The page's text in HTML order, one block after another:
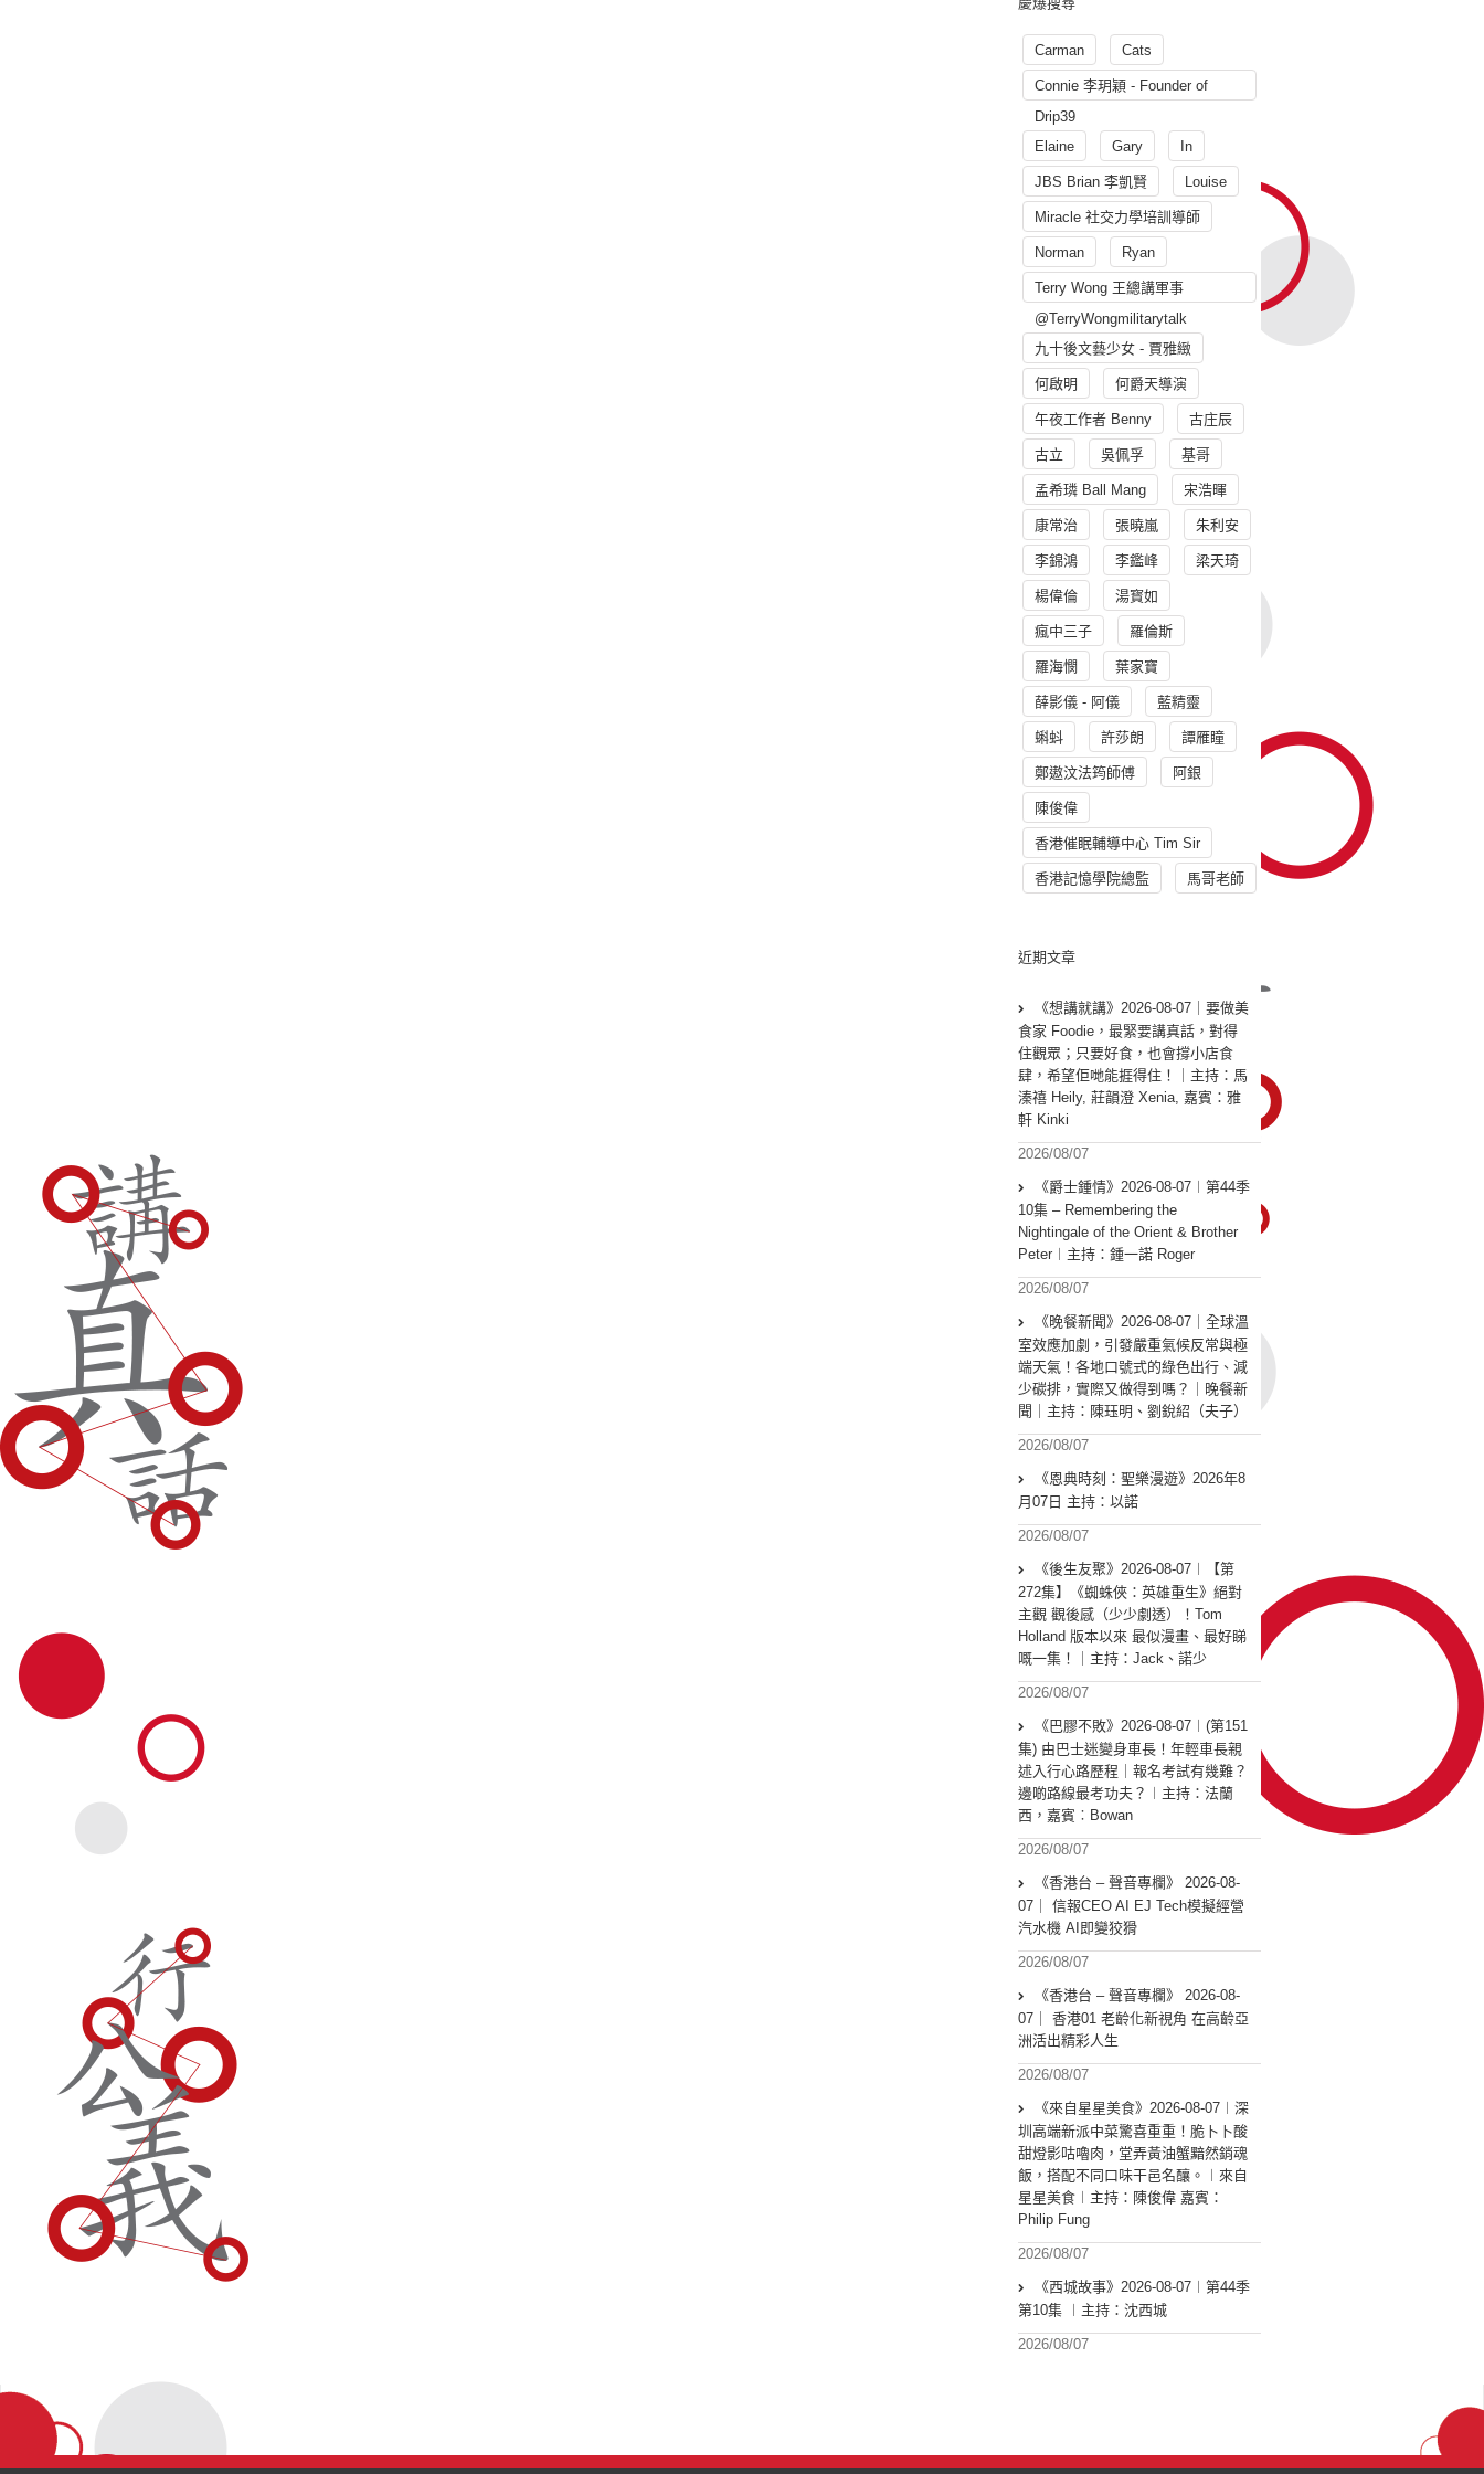
Carman Cats
Connie 李玥穎 - Founder of
Drip39
Elaine
Gary In
JBS Brian 李凱賢 Louise
Miracle 社交力學培訓導師
Norman Ryan
Terry Wong 王總講軍事
@TerryWongmilitarytalk
九十後文藝少女 - 賈雅緻
何啟明 何爵天導演
午夜工作者 Benny 古庄辰
古立 吳佩孚 基哥
孟希璘 Ball Mang 宋浩暉
康常治 張曉嵐 朱利安
李錦鴻 李鑑峰 梁天琦
楊偉倫 湯寳如
瘋中三子 羅倫斯
羅海憫 葉家寶
薛影儀 - 阿儀 藍精靈
蝌蚪 許莎朗 譚雁瞳
鄭遨汶法筠師傅 阿銀
陳俊偉
香港催眠輔導中心 Tim Sir
香港記憶學院總監 馬哥老師
近期文章
《想講就講》2026-08-07｜要做美
食家 Foodie，最緊要講真話，對得
住觀眾；只要好食，也會撐小店食
肆，希望佢哋能捱得住！｜主持：馬
溱禧 Heily, 莊韻澄 Xenia, 嘉賓：雅
軒 Kinki
2026/08/07
《爵士鍾情》2026-08-07︱第44季
10集 – Remembering the
Nightingale of the Orient & Brother
Peter︱主持：鍾一諾 Roger
2026/08/07
《晚餐新聞》2026-08-07｜全球溫
室效應加劇，引發嚴重氣候反常與極
端天氣！各地口號式的綠色出行、減
少碳排，實際又做得到嗎？｜晚餐新
聞｜主持：陳珏明、劉銳紹（夫子）
2026/08/07
《恩典時刻：聖樂漫遊》2026年8
月07日 主持：以諾
2026/08/07
《後生友聚》2026-08-07︱【第
272集】《蜘蛛俠：英雄重生》絕對
主觀 觀後感（少少劇透）！Tom
Holland 版本以來 最似漫畫、最好睇
嘅一集！｜主持：Jack、諾少
2026/08/07
《巴膠不敗》2026-08-07︱(第151
集) 由巴士迷變身車長！年輕車長親
述入行心路歷程｜報名考試有幾難？
邊啲路線最考功夫？︱主持：法蘭
西，嘉賓︰Bowan
2026/08/07
《香港台 – 聲音專欄》 2026-08-
07｜ 信報CEO AI EJ Tech模擬經營
汽水機 AI即變狡猾
2026/08/07
《香港台 – 聲音專欄》 2026-08-
07｜ 香港01 老齡化新視角 在高齡亞
洲活出精彩人生
2026/08/07
《來自星星美食》2026-08-07︱深
圳高端新派中菜驚喜重重！脆卜卜酸
甜燈影咕嚕肉，堂弄黃油蟹黯然銷魂
飯，搭配不同口味干邑名釀。︱來自
星星美食︱主持：陳俊偉 嘉賓：
Philip Fung
2026/08/07
《西城故事》2026-08-07︱第44季
第10集 ︱主持：沈西城
2026/08/07